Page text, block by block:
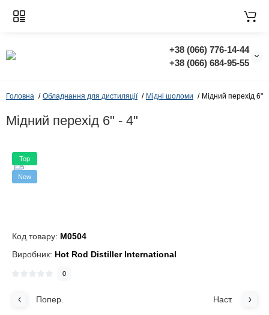
+38 (066) 776-14-44
‭+38 (066) 684-95-55‬
Головна Обладнання для дистиляції Мідні шоломи Мідний перехід 6" -
Мідний перехід 6" - 4"
Top
New
Код товару: M0504
Виробник: Hot Rod Distiller International
0
Попер. Наст.